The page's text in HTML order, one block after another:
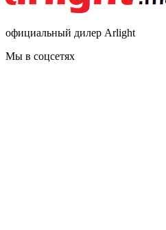
официальный дилер Arlight
Мы в соцсетях